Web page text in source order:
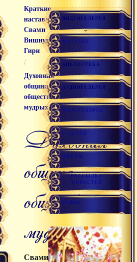
Краткие
наставления
Свами
Вишнудевананда
Гири
/
Духовная
община,
общество
мудрых
Духовная
община,
общество
мудрых
Свами
ВИДЕОГАЛЕРЕЯ
МАГАЗИН
БИБЛИОТЕКА
АУДИОГАЛЕРЕЯ
ФОТОГАЛЕРЕЯ
ССЫЛКИ
ФОРУМ
РАССЫЛКА
НОВОСТЕЙ
РАДИО